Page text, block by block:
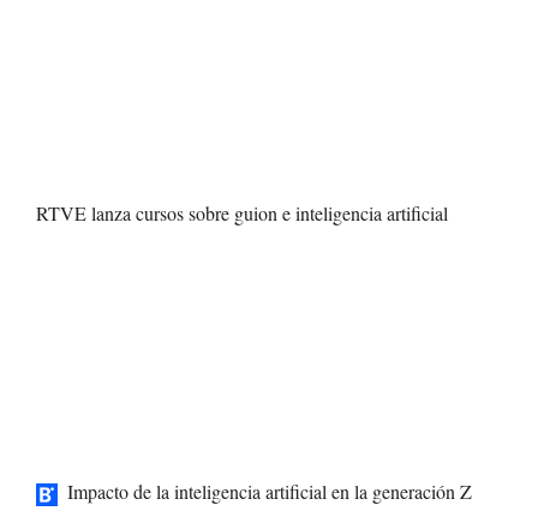
RTVE lanza cursos sobre guion e inteligencia artificial
Impacto de la inteligencia artificial en la generación Z